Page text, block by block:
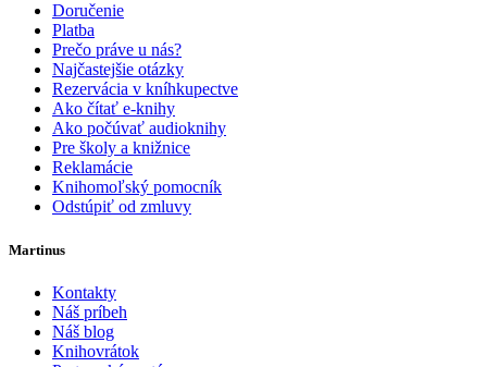
Doručenie
Platba
Prečo práve u nás?
Najčastejšie otázky
Rezervácia v kníhkupectve
Ako čítať e-knihy
Ako počúvať audioknihy
Pre školy a knižnice
Reklamácie
Knihomoľský pomocník
Odstúpiť od zmluvy
Martinus
Kontakty
Náš príbeh
Náš blog
Knihovrátok